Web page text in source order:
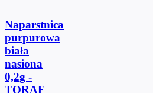
Naparstnica
purpurowa
biała
nasiona
0,2g -
TORAF